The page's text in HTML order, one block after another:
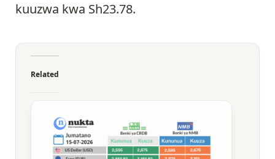
kuuzwa kwa Sh23.78.
Related